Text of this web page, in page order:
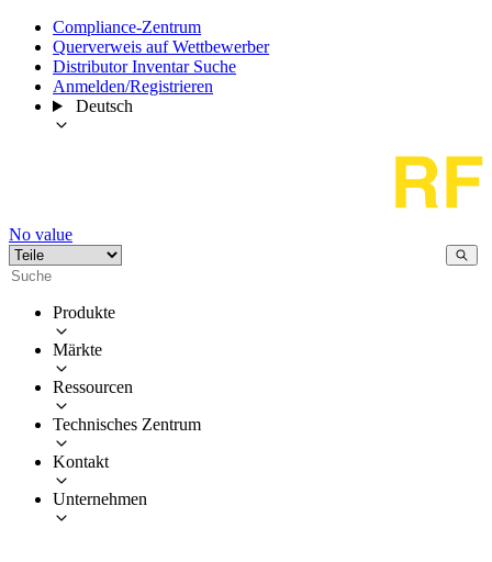
Compliance-Zentrum
Querverweis auf Wettbewerber
Distributor Inventar Suche
Anmelden/Registrieren
Deutsch
No value
Produkte
Märkte
Ressourcen
Technisches Zentrum
Kontakt
Unternehmen